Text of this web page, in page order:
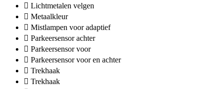
Lichtmetalen velgen
Metaalkleur
Mistlampen voor adaptief
Parkeersensor achter
Parkeersensor voor
Parkeersensor voor en achter
Trekhaak
Trekhaak